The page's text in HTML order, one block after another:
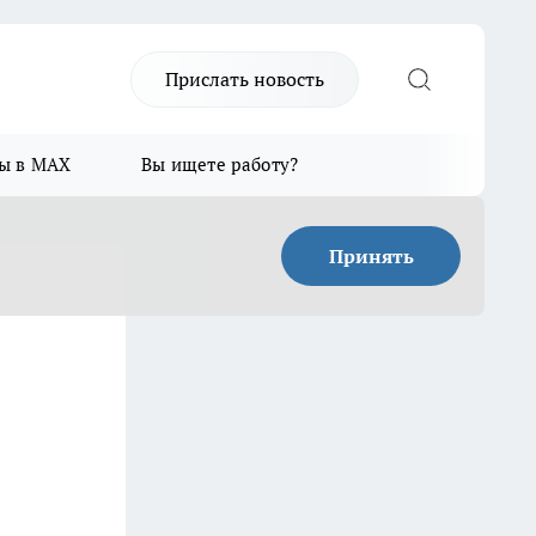
Прислать новость
в MAX Вы ищете работу?
Принять